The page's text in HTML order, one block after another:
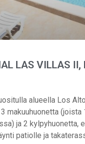
LAS VILLAS II,
alueella Los
makuuhuonetta (joista
ja 2 kylpyhuonetta,
patiolle ja